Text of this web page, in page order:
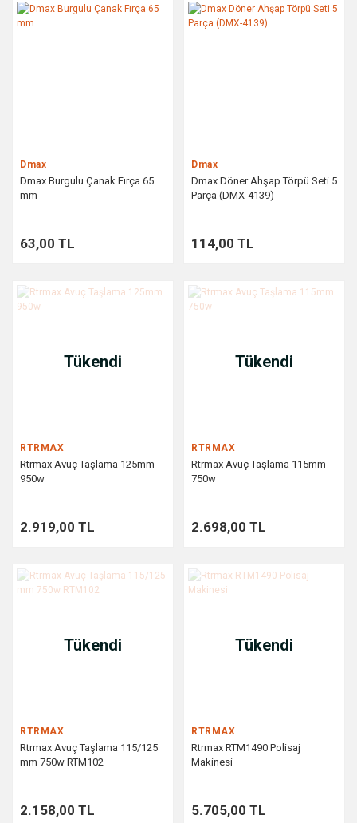
Dmax
Dmax Burgulu Çanak Fırça 65
mm
63,00 TL
Dmax
Dmax Döner Ahşap Törpü Seti 5
Parça (DMX-4139)
114,00 TL
Tükendi
RTRMAX
Rtrmax Avuç Taşlama 125mm
950w
2.919,00 TL
Tükendi
RTRMAX
Rtrmax Avuç Taşlama 115mm
750w
2.698,00 TL
Tükendi
RTRMAX
Rtrmax Avuç Taşlama 115/125
mm 750w RTM102
2.158,00 TL
Tükendi
RTRMAX
Rtrmax RTM1490 Polisaj
Makinesi
5.705,00 TL